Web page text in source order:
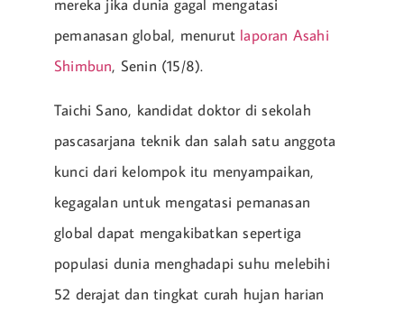
mereka jika dunia gagal mengatasi
pemanasan global, menurut laporan Asahi
Shimbun, Senin (15/8).
Taichi Sano, kandidat doktor di sekolah
pascasarjana teknik dan salah satu anggota
kunci dari kelompok itu menyampaikan,
kegagalan untuk mengatasi pemanasan
global dapat mengakibatkan sepertiga
populasi dunia menghadapi suhu melebihi
52 derajat dan tingkat curah hujan harian